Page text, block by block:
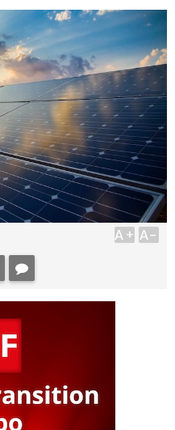
A+ A-